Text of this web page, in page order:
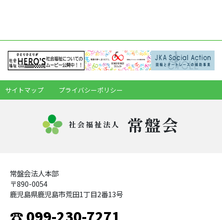
サイトマップ プライバシーポリシー
社会福祉法人 常盤会
常盤会法人本部
〒890-0054
鹿児島県鹿児島市荒田1丁目2番13号
☎ 099-230-7271